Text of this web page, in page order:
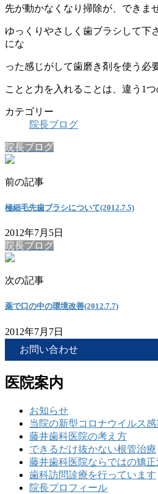
先が動かなくなり掃除が、できま
ゆっくりやさしく歯ブラシして下
にな
った感じがして歯磨き剤を使う必
ことと力を入れることは、違う1つ
カテゴリー
院長ブログ
院長ブログ
前の記事
極細毛先歯ブラシについて(2012.7.5)
2012年7月5日
院長ブログ
次の記事
薬で口の中の環境改善(2012.7.7)
2012年7月7日
お問い合わせ
医院案内
お知らせ
当院の新型コロナウイルス
藤井歯科医院の考え方
できるだけ抜かない根管治療
藤井歯科医院ならではの矯正
歯科訪問診療を行っています
院長プロフィール